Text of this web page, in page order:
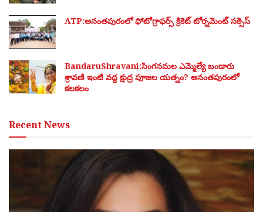
ATP:అనంతపురంలో ఫోటోగ్రాఫర్స్ క్రికెట్ టోర్నమెంట్ సక్సెస్
BandaruShravani:సింగనమల ఎమ్మెల్యే బండారు
శ్రావణి ఇంటి వద్ద క్షుద్ర పూజల యత్నం? అనంతపురంలో
కలకలం
Recent News